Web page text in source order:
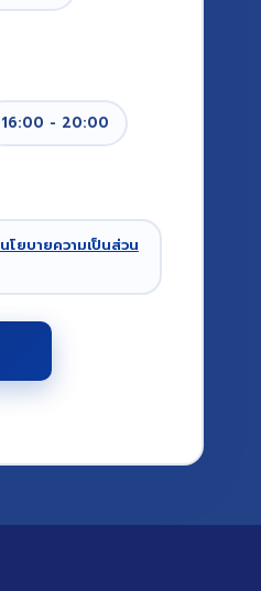
16:00 - 20:00
นโยบายความเป็นส่วน